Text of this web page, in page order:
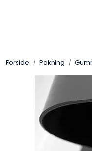
Forside Pakning
Pakning
Gassutstyr
Automasjon